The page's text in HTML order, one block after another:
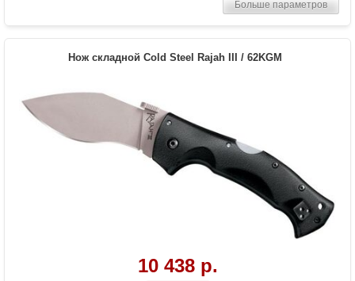
Термопластик FRN
Длина в сложенном
состоянии
114
Тип замка
Tri-Ad Lock
Вес (гр)
Назначение
Универсальный нож, туристический нож,
нож повседневного ношения
Особенности
Под правую или левую руку. Lanyard Hole
— отверстие или приспособление в
задней части рукояти для страховочного
Больше параметров
Нож складной Cold Steel Rajah III / 62KGM
10 438 р.